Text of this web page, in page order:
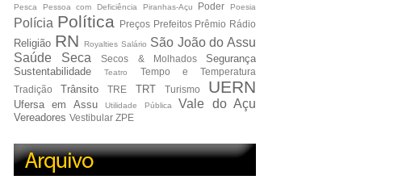
Pesca
Pessoa com Deficiência Piranhas-Açu Poder Poesia
Polícia Política Preços Prefeitos Prêmio Rádio
Religião RN Royalties Salário São João do Assu
Saúde
Seca Secos & Molhados
Segurança
Sustentabilidade
Teatro
Tempo e Temperatura
Tradição
Trânsito TRE TRT Turismo UERN
Ufersa em Assu Utilidade Pública Vale do Açu
Vereadores Vestibular ZPE